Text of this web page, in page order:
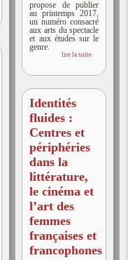
propose de publier
au printemps 2017,
un numéro consacré
aux arts du spectacle
et aux études sur le
genre.
lire la suite
Identités
fluides :
Centres et
périphéries
dans la
littérature,
le cinéma et
l’art des
femmes
françaises et
francophones